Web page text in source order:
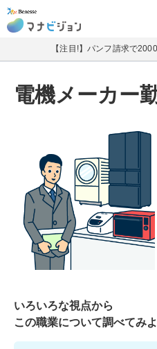
マナビジョン
【注目!】パンフ請求で
電機メーカー
いろいろな視点から
この職業について調べてみ